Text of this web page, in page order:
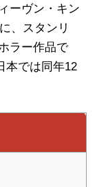
ーヴン・キン
、スタンリ
ラー作品で
本では同年12